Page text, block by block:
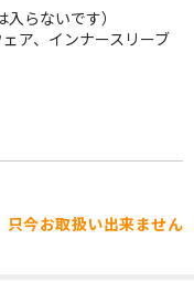
らないです）
ア、インナースリーブ
只今お取扱い出来ません